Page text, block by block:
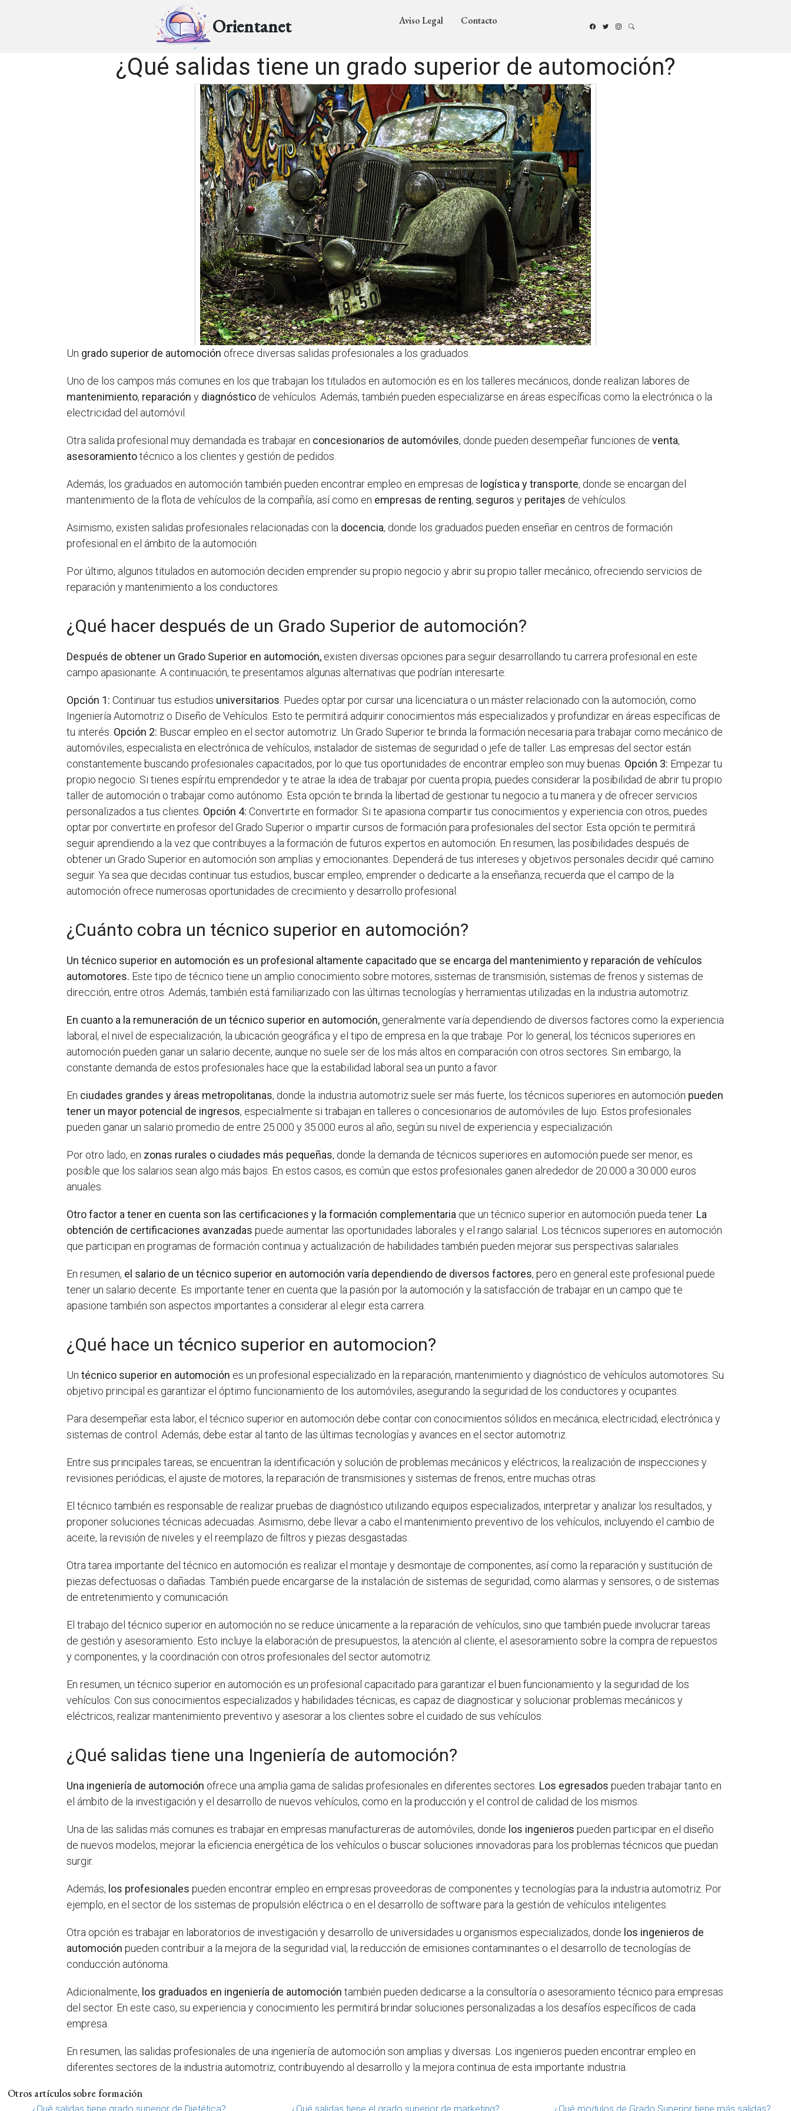
Orientanet Aviso Legal Contacto
¿Qué salidas tiene un grado superior de automoción?
Un grado superior de automoción ofrece diversas salidas profesionales a los graduados.
Uno de los campos más comunes en los que trabajan los titulados en automoción es en los talleres mecánicos, donde realizan labores de
mantenimiento, reparación y diagnóstico de vehículos. Además, también pueden especializarse en áreas específicas como la electrónica o la
electricidad del automóvil.
Otra salida profesional muy demandada es trabajar en concesionarios de automóviles, donde pueden desempeñar funciones deventa,
asesoramientotécnico a los clientes y gestión de pedidos.
Además, los graduados en automoción también pueden encontrar empleo en empresas de logística y transporte, donde se encargan del
mantenimiento de la flota de vehículos de la compañía, así como en empresas de renting, seguros y peritajes de vehículos.
Asimismo, existen salidas profesionales relacionadas con la docencia, donde los graduados pueden enseñar en centros de formación
profesional en el ámbito de la automoción.
Por último, algunos titulados en automoción deciden emprender su propio negocio y abrir su propio taller mecánico, ofreciendo servicios de
reparación y mantenimiento a los conductores.
¿Qué hacer después de un Grado Superior de automoción?
Después de obtener un Grado Superior en automoción, existen diversas opciones para seguir desarrollando tu carrera profesional en este
campo apasionante. A continuación, te presentamos algunas alternativas que podrían interesarte:
Opción 1: Continuar tus estudios universitarios . Puedes optar por cursar una licenciatura o un máster relacionado con la automoción, como
Ingeniería Automotriz o Diseño de Vehículos. Esto te permitirá adquirir conocimientos más especializados y profundizar en áreas específicas de
tu interés. Opción 2: Buscar empleo en el sector automotriz. Un Grado Superior te brinda la formación necesaria para trabajar como mecánico de
automóviles, especialista en electrónica de vehículos, instalador de sistemas de seguridad o jefe de taller. Las empresas del sector están
constantemente buscando profesionales capacitados, por lo que tus oportunidades de encontrar empleo son muy buenas. Opción 3: Empezar tu
propio negocio. Si tienes espíritu emprendedor y te atrae la idea de trabajar por cuenta propia, puedes considerar la posibilidad de abrir tu propio
taller de automoción o trabajar como autónomo. Esta opción te brinda la libertad de gestionar tu negocio a tu manera y de ofrecer servicios
personalizados a tus clientes. Opción 4: Convertirte en formador. Si te apasiona compartir tus conocimientos y experiencia con otros, puedes
optar por convertirte en profesor del Grado Superior o impartir cursos de formación para profesionales del sector. Esta opción te permitirá
seguir aprendiendo a la vez que contribuyes a la formación de futuros expertos en automoción. En resumen, las posibilidades después de
obtener un Grado Superior en automoción son amplias y emocionantes. Dependerá de tus intereses y objetivos personales decidir qué camino
seguir. Ya sea que decidas continuar tus estudios, buscar empleo, emprender o dedicarte a la enseñanza, recuerda que el campo de la
automoción ofrece numerosas oportunidades de crecimiento y desarrollo profesional.
¿Cuánto cobra un técnico superior en automoción?
Un técnico superior en automoción es un profesional altamente capacitado que se encarga del mantenimiento y reparación de vehículos
automotores. Este tipo de técnico tiene un amplio conocimiento sobre motores, sistemas de transmisión, sistemas de frenos y sistemas de
dirección, entre otros. Además, también está familiarizado con las últimas tecnologías y herramientas utilizadas en la industria automotriz.
En cuanto a la remuneración de un técnico superior en automoción, generalmente varía dependiendo de diversos factores como la experiencia
laboral, el nivel de especialización, la ubicación geográfica y el tipo de empresa en la que trabaje. Por lo general, los técnicos superiores en
automoción pueden ganar un salario decente, aunque no suele ser de los más altos en comparación con otros sectores. Sin embargo, la
constante demanda de estos profesionales hace que la estabilidad laboral sea un punto a favor.
En ciudades grandes y áreas metropolitanas, donde la industria automotriz suele ser más fuerte, los técnicos superiores en automoción pueden
tener un mayor potencial de ingresos, especialmente si trabajan en talleres o concesionarios de automóviles de lujo. Estos profesionales
pueden ganar un salario promedio de entre 25.000 y 35.000 euros al año, según su nivel de experiencia y especialización.
Por otro lado, en zonas rurales o ciudades más pequeñas, donde la demanda de técnicos superiores en automoción puede ser menor, es
posible que los salarios sean algo más bajos. En estos casos, es común que estos profesionales ganen alrededor de 20.000 a 30.000 euros
anuales.
Otro factor a tener en cuenta son las certificaciones y la formación complementaria que un técnico superior en automoción pueda tener. La
obtención de certificaciones avanzadas puede aumentar las oportunidades laborales y el rango salarial. Los técnicos superiores en automoción
que participan en programas de formación continua y actualización de habilidades también pueden mejorar sus perspectivas salariales.
En resumen, el salario de un técnico superior en automoción varía dependiendo de diversos factores, pero en general este profesional puede
tener un salario decente. Es importante tener en cuenta que la pasión por la automoción y la satisfacción de trabajar en un campo que te
apasione también son aspectos importantes a considerar al elegir esta carrera.
¿Qué hace un técnico superior en automocion?
Untécnico superior en automoción es un profesional especializado en la reparación, mantenimiento y diagnóstico de vehículos automotores. Su
objetivo principal es garantizar el óptimo funcionamiento de los automóviles, asegurando la seguridad de los conductores y ocupantes.
Para desempeñar esta labor, el técnico superior en automoción debe contar con conocimientos sólidos en mecánica, electricidad, electrónica y
sistemas de control. Además, debe estar al tanto de las últimas tecnologías y avances en el sector automotriz.
Entre sus principales tareas, se encuentran la identificación y solución de problemas mecánicos y eléctricos, la realización de inspecciones y
revisiones periódicas, el ajuste de motores, la reparación de transmisiones y sistemas de frenos, entre muchas otras.
El técnico también es responsable de realizar pruebas de diagnóstico utilizando equipos especializados, interpretar y analizar los resultados, y
proponer soluciones técnicas adecuadas. Asimismo, debe llevar a cabo el mantenimiento preventivo de los vehículos, incluyendo el cambio de
aceite, la revisión de niveles y el reemplazo de filtros y piezas desgastadas.
Otra tarea importante del técnico en automoción es realizar el montaje y desmontaje de componentes, así como la reparación y sustitución de
piezas defectuosas o dañadas. También puede encargarse de la instalación de sistemas de seguridad, como alarmas y sensores, o de sistemas
de entretenimiento y comunicación.
El trabajo del técnico superior en automoción no se reduce únicamente a la reparación de vehículos, sino que también puede involucrar tareas
de gestión y asesoramiento. Esto incluye la elaboración de presupuestos, la atención al cliente, el asesoramiento sobre la compra de repuestos
y componentes, y la coordinación con otros profesionales del sector automotriz.
En resumen, un técnico superior en automoción es un profesional capacitado para garantizar el buen funcionamiento y la seguridad de los
vehículos. Con sus conocimientos especializados y habilidades técnicas, es capaz de diagnosticar y solucionar problemas mecánicos y
eléctricos, realizar mantenimiento preventivo y asesorar a los clientes sobre el cuidado de sus vehículos.
¿Qué salidas tiene una Ingeniería de automoción?
Una ingeniería de automoción ofrece una amplia gama de salidas profesionales en diferentes sectores. Los egresados pueden trabajar tanto en
el ámbito de la investigación y el desarrollo de nuevos vehículos, como en la producción y el control de calidad de los mismos.
Una de las salidas más comunes es trabajar en empresas manufactureras de automóviles, donde los ingenieros pueden participar en el diseño
de nuevos modelos, mejorar la eficiencia energética de los vehículos o buscar soluciones innovadoras para los problemas técnicos que puedan
surgir.
Además, los profesionales pueden encontrar empleo en empresas proveedoras de componentes y tecnologías para la industria automotriz. Por
ejemplo, en el sector de los sistemas de propulsión eléctrica o en el desarrollo de software para la gestión de vehículos inteligentes.
Otra opción es trabajar en laboratorios de investigación y desarrollo de universidades u organismos especializados, donde los ingenieros de
automoción pueden contribuir a la mejora de la seguridad vial, la reducción de emisiones contaminantes o el desarrollo de tecnologías de
conducción autónoma.
Adicionalmente, los graduados en ingeniería de automoción también pueden dedicarse a la consultoría o asesoramiento técnico para empresas
del sector. En este caso, su experiencia y conocimiento les permitirá brindar soluciones personalizadas a los desafíos específicos de cada
empresa.
En resumen, las salidas profesionales de una ingeniería de automoción son amplias y diversas. Los ingenieros pueden encontrar empleo en
diferentes sectores de la industria automotriz, contribuyendo al desarrollo y la mejora continua de esta importante industria.
Otros artículos sobre formación